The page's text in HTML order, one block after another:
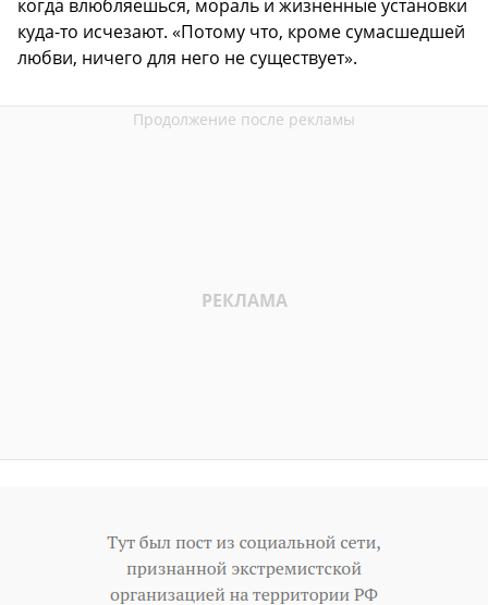
когда влюбляешься, мораль и жизненные установки
куда-то исчезают. «Потому что, кроме сумасшедшей
любви, ничего для него не существует».